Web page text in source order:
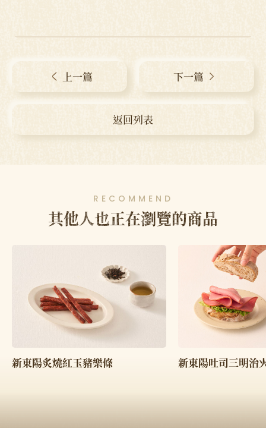
上一篇
返回列表
下一篇
RECOMMEND
其他人也正在瀏覽的商品
新東陽炙燒紅玉豬樂條 新東陽吐司三明治